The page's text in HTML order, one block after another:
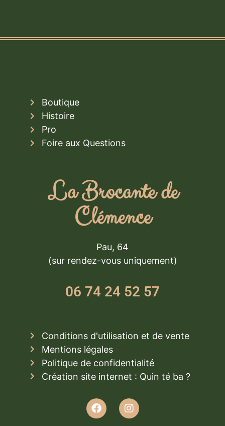
Boutique
Histoire
Pro
Foire aux Questions
La Brocante de
Clémence
Pau, 64
(sur rendez-vous uniquement)
06 74 24 52 57
Conditions d'utilisation et de vente
Mentions légales
Politique de confidentialité
Création site internet : Quin té ba ?